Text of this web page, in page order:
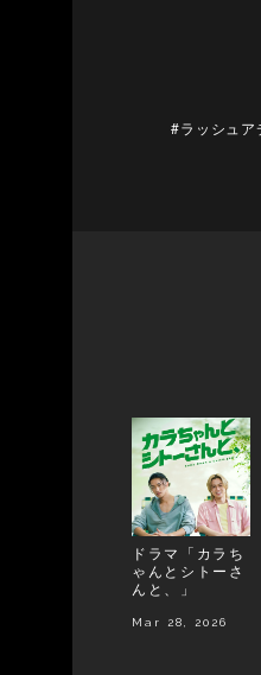
#ラッシュア
ドラマ「カラち
ゃんとシトーさ
んと、」
Mar 28, 2026